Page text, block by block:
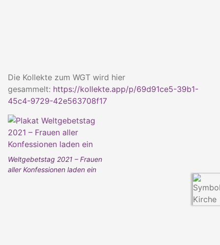
Die Kollekte zum WGT wird hier
gesammelt: https://kollekte.app/p/69d91ce5-39b1-
45c4-9729-42e563708f17
Weltgebetstag 2021 – Frauen
aller Konfessionen laden ein